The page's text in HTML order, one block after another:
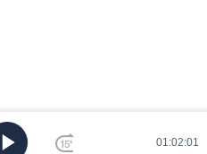
01:02:01